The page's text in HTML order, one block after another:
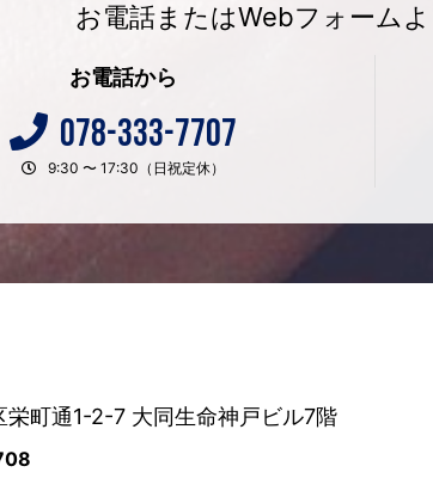
お電話またはWebフォームよ
お電話から
078-333-7707
9:30 〜 17:30（日祝定休）
栄町通1-2-7 大同生命神戸ビル7階